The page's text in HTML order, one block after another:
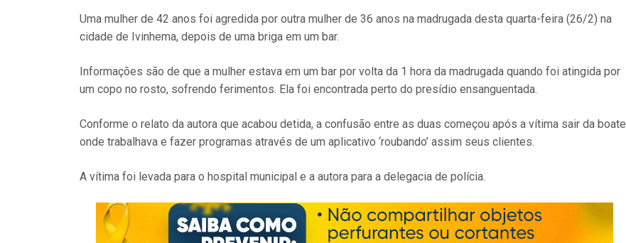
Uma mulher de 42 anos foi agredida por outra mulher de 36 anos na madrugada desta quarta-feira (26/2) na
cidade de Ivinhema, depois de uma briga em um bar.
Informações são de que a mulher estava em um bar por volta da 1 hora da madrugada quando foi atingida por
um copo no rosto, sofrendo ferimentos. Ela foi encontrada perto do presídio ensanguentada.
Conforme o relato da autora que acabou detida, a confusão entre as duas começou após a vítima sair da boate
onde trabalhava e fazer programas através de um aplicativo ‘roubando’ assim seus clientes.
A vítima foi levada para o hospital municipal e a autora para a delegacia de polícia.